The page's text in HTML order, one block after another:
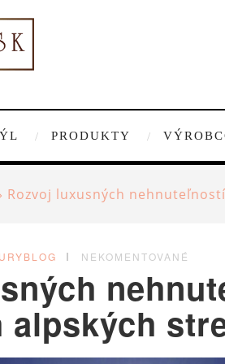
PRODUKTY
Rozvoj luxusných
NEKOMENTOVANÉ
alpských